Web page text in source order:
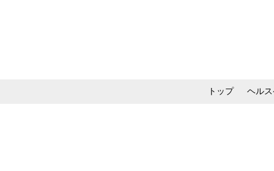
トップ ヘル